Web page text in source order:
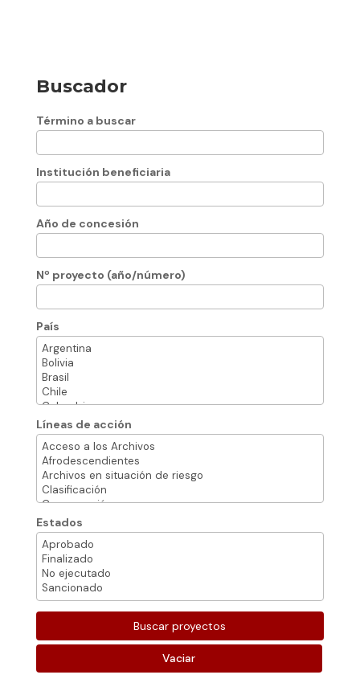
Buscador
Término a buscar
Institución beneficiaria
Año de concesión
Nº proyecto (año/número)
País
Líneas de acción
Estados
Vaciar